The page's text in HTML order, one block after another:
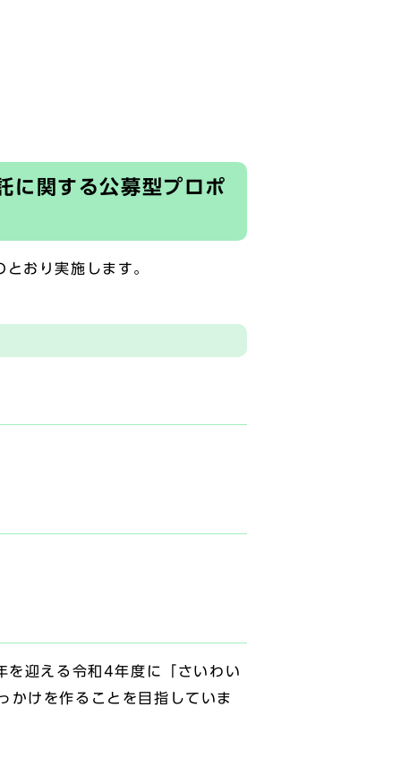
に関する公募型プロポ
おり実施します。
迎える令和4年度に「さいわい
かけを作ることを目指していま